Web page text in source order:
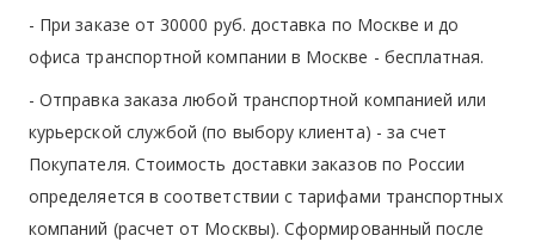
- При заказе от 30000 руб. доставка по Москве и до
офиса транспортной компании в Москве - бесплатная.
- Отправка заказа любой транспортной компанией или
курьерской службой (по выбору клиента) - за счет
Покупателя. Стоимость доставки заказов по России
определяется в соответствии с тарифами транспортных
компаний (расчет от Москвы). Сформированный после